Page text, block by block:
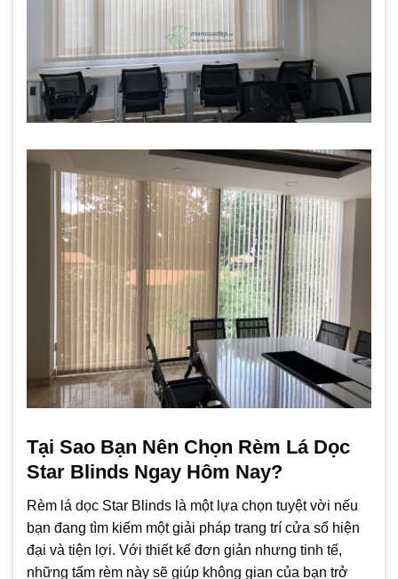
Tại Sao Bạn Nên Chọn Rèm Lá Dọc
Star Blinds Ngay Hôm Nay?
Rèm lá dọc Star Blinds là một lựa chọn tuyệt vời nếu
bạn đang tìm kiếm một giải pháp trang trí cửa sổ hiện
đại và tiện lợi. Với thiết kế đơn giản nhưng tinh tế,
những tấm rèm này sẽ giúp không gian của bạn trở